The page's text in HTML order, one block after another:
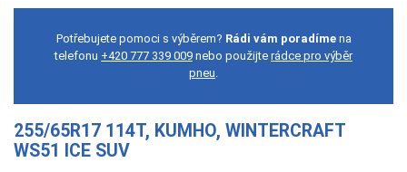
Potřebujete pomoci s výběrem? Rádi vám poradímena
telefonu +420 777 339 009 nebo použijte rádce pro výběr
pneu.
255/65R17 114T, KUMHO, WINTERCRAFT
WS51 ICE SUV